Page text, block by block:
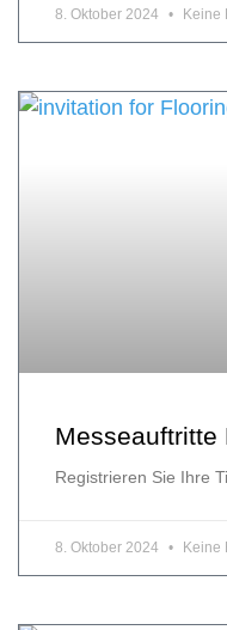
8. Oktober 2024 Keine
Messeauftritte
Registrieren Sie Ihre
8. Oktober 2024 Keine